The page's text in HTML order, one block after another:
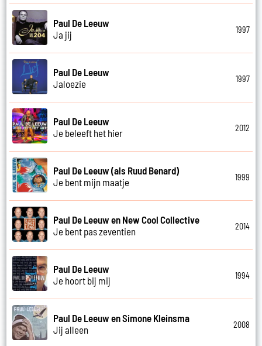
Paul De Leeuw
Ja jij
1997
Paul De Leeuw
Jaloezie
1997
Paul De Leeuw
Je beleeft het hier
2012
Paul De Leeuw (als Ruud Benard)
Je bent mijn maatje
1999
Paul De Leeuw en New Cool Collective
Je bent pas zeventien
2014
Paul De Leeuw
Je hoort bij mij
1994
Paul De Leeuw en Simone Kleinsma
Jij alleen
2008